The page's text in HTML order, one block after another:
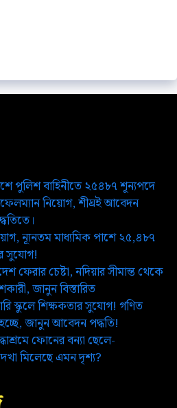
পুলিশ বাহিনীতে ২৫৪৮৭ শূন্যপদে
নিয়োগ, শীঘ্রই আবেদন
ন্যূনতম মাধ্যমিক পাশে ২৫,৪৮৭
সুযোগ!
ফেরার চেষ্টা, নদিয়ার সীমান্ত থেকে
জানুন বিস্তারিত
স্কুলে শিক্ষকতার সুযোগ! গণিত
জানুন আবেদন পদ্ধতি!
ফোনের বন্যা ছেলে-
মিলেছে এমন দৃশ্য?